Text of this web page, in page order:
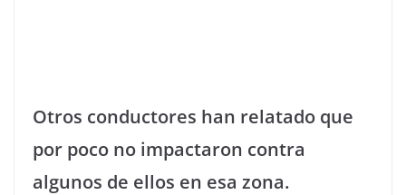
Otros conductores han relatado que
por poco no impactaron contra
algunos de ellos en esa zona.